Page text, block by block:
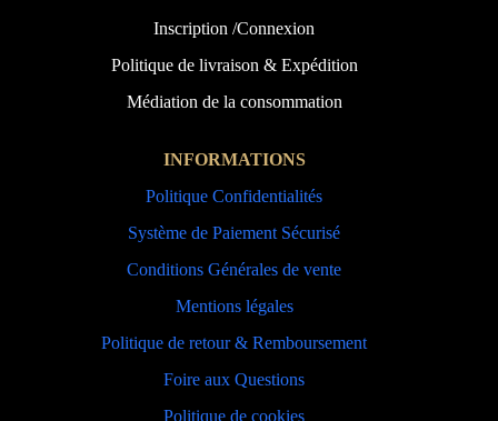
Inscription /Connexion
Politique de livraison & Expédition
Médiation de la consommation
INFORMATIONS
Politique Confidentialités
Système de Paiement Sécurisé
Conditions Générales de vente
Mentions légales
Politique de retour & Remboursement
Foire aux Questions
Politique de cookies